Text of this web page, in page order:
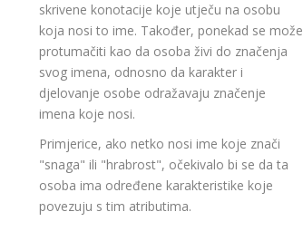
skrivene konotacije koje utječu na osobu
koja nosi to ime. Također, ponekad se može
protumačiti kao da osoba živi do značenja
svog imena, odnosno da karakter i
djelovanje osobe odražavaju značenje
imena koje nosi.
Primjerice, ako netko nosi ime koje znači
"snaga" ili "hrabrost", očekivalo bi se da ta
osoba ima određene karakteristike koje
povezuju s tim atributima.